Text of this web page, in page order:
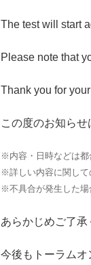
The test will start
Please note that
Thank you for
この度のお知らせ
※内容・日時などは都
※詳しい内容に関して
※不具合が発生した場
あらかじめご了承
今後もトーラムオ